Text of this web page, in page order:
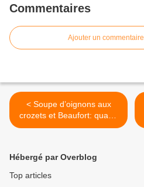
Commentaires
Ajouter un commentaire
< Soupe d’oignons aux
crozets et Beaufort: quand
la montagne vient à nous!
Hébergé par Overblog
Top articles